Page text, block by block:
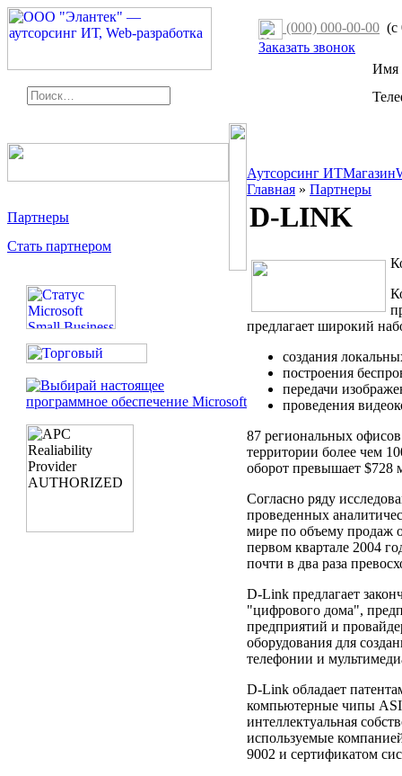
Партнеры
Стать партнером
(000) 000-00-00 (с
Заказать звонок
Имя
Аутсорсинг ИТМагазин
Главная » Партнеры
D-LINK
предлагает широкий
создания
построения
передачи
проведения
87 региональных
территории более чем
оборот превышает $728
Согласно ряду
проведенных
мире по объему продаж
первом квартале 2004
почти в два раза
D-Link предлагает
"цифрового дома",
предприятий и
оборудования для
телефонии и
D-Link обладает
компьютерные чипы
интеллектуальная
используемые
9002 и сертификатом